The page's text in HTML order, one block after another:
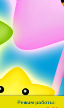
Режим работы: